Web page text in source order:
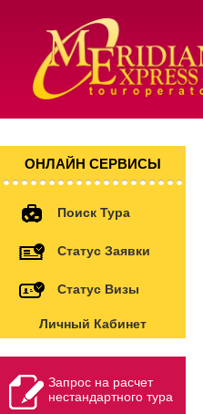
ОНЛАЙН СЕРВИСЫ
Поиск Тура
Статус Заявки
Статус Визы
Личный Кабинет
Запрос на расчет
нестандартного тура